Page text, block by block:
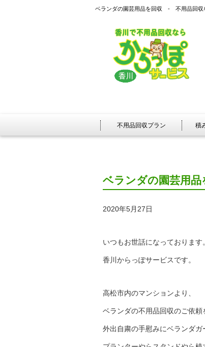
ベランダの園芸用品を回収 - 不用品回収
不用品回収プラン 積
ベランダの園芸用品
2020年5月27日
いつもお世話になっております。
香川からっぽサービスです。
高松市内のマンションより、
ベランダの不用品回収のご依頼
外出自粛の手慰みにベランダガ